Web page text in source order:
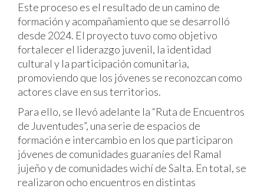
Este proceso es el resultado de un camino de
formación y acompañamiento que se desarrolló
desde 2024. El proyecto tuvo como objetivo
fortalecer el liderazgo juvenil, la identidad
cultural y la participación comunitaria,
promoviendo que los jóvenes se reconozcan como
actores clave en sus territorios.
Para ello, se llevó adelante la “Ruta de Encuentros
de Juventudes”, una serie de espacios de
formación e intercambio en los que participaron
jóvenes de comunidades guaraníes del Ramal
jujeño y de comunidades wichí de Salta. En total, se
realizaron ocho encuentros en distintas